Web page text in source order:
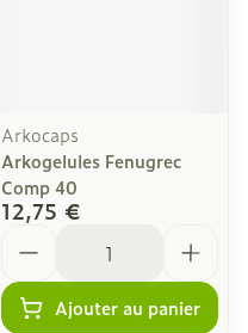
Arkocaps
Arkogelules Fenugrec
Comp 40
12,75 €
Ajouter au panier